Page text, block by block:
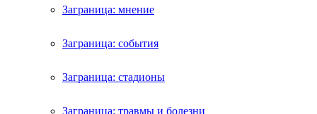
Заграница: мнение
Заграница: события
Заграница: стадионы
Заграница: травмы и болезни